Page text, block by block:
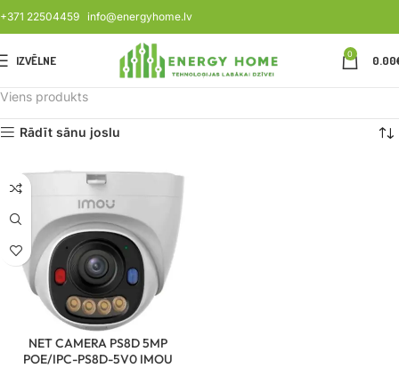
+371 22504459 info@energyhome.lv
IZVĒLNE 0 0.00
Viens produkts
Rādīt sānu joslu
NET CAMERA PS8D 5MP
POE/IPC-PS8D-5V0 IMOU